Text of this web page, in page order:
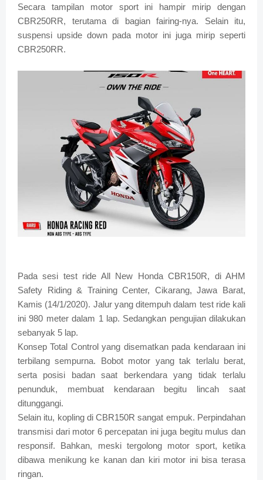
Secara tampilan motor sport ini hampir mirip dengan
CBR250RR, terutama di bagian fairing-nya. Selain itu,
suspensi upside down pada motor ini juga mirip seperti
CBR250RR.
Pada sesi test ride All New Honda CBR150R, di AHM
Safety Riding & Training Center, Cikarang, Jawa Barat,
Kamis (14/1/2020). Jalur yang ditempuh dalam test ride kali
ini 980 meter dalam 1 lap. Sedangkan pengujian dilakukan
sebanyak 5 lap.
Konsep Total Control yang disematkan pada kendaraan ini
terbilang sempurna. Bobot motor yang tak terlalu berat,
serta posisi badan saat berkendara yang tidak terlalu
penunduk, membuat kendaraan begitu lincah saat
ditunggangi.
Selain itu, kopling di CBR150R sangat empuk. Perpindahan
transmisi dari motor 6 percepatan ini juga begitu mulus dan
responsif. Bahkan, meski tergolong motor sport, ketika
dibawa menikung ke kanan dan kiri motor ini bisa terasa
ringan.